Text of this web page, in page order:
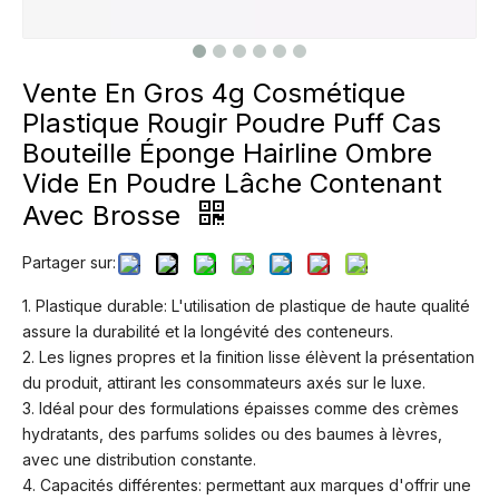
Vente En Gros 4g Cosmétique
Plastique Rougir Poudre Puff Cas
Bouteille Éponge Hairline Ombre
Vide En Poudre Lâche Contenant
Avec Brosse
Partager sur:
1. Plastique durable: L'utilisation de plastique de haute qualité
assure la durabilité et la longévité des conteneurs.
2. Les lignes propres et la finition lisse élèvent la présentation
du produit, attirant les consommateurs axés sur le luxe.
3. Idéal pour des formulations épaisses comme des crèmes
hydratants, des parfums solides ou des baumes à lèvres,
avec une distribution constante.
4. Capacités différentes: permettant aux marques d'offrir une